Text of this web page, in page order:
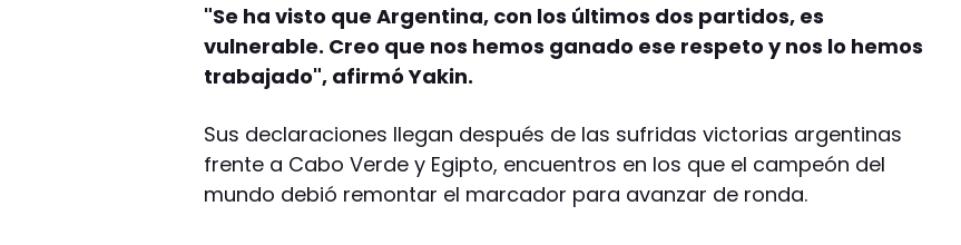
"Se ha visto que Argentina, con los últimos dos partidos, es
vulnerable. Creo que nos hemos ganado ese respeto y nos lo hemos
trabajado", afirmó Yakin.
Sus declaraciones llegan después de las sufridas victorias argentinas
frente a Cabo Verde y Egipto, encuentros en los que el campeón del
mundo debió remontar el marcador para avanzar de ronda.